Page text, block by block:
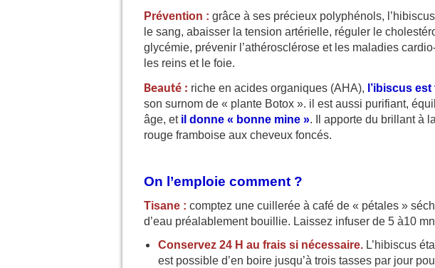
Prévention : grâce à ses précieux polyphénols,
le sang, abaisser la tension artérielle, réguler le
glycémie, prévenir l’athérosclérose et les maladies
les reins et le foie.
Beauté : riche en acides organiques (AHA), l’ibiscus
son surnom de « plante Botox ». il est aussi purifiant,
âge, etil donne « bonne mine ». Il apporte du brillant à
rouge framboise aux cheveux foncés.
On l’emploie comment ?
Tisane : comptez une cuillerée à café de « pétales »
d’eau préalablement bouillie. Laissez infuser de 5 à10
Conservez 24 H au frais si nécessaire. L’hibiscus
est possible d’en boire jusqu’à trois tasses par jour